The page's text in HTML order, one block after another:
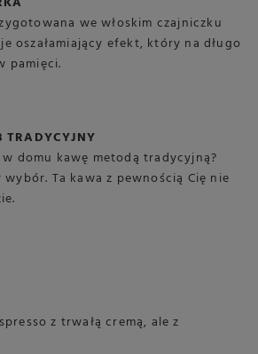
we włoskim czajniczku
oszałamiający efekt, który na długo
pamięci.
TRADYCYJNY
w domu kawę metodą tradycyjną?
wybór. Ta kawa z pewnością Cię nie
z trwałą cremą, ale z